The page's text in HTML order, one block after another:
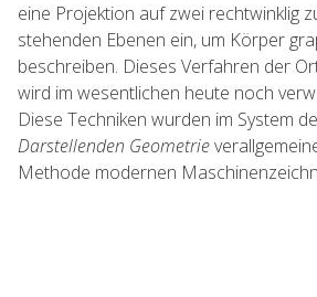
eine Projektion auf zwei rechtwinklig
stehenden Ebenen ein, um Körper
beschreiben. Dieses Verfahren der
wird im wesentlichen heute noch
Diese Techniken wurden im System
Darstellenden Geometrie
Methode modernen